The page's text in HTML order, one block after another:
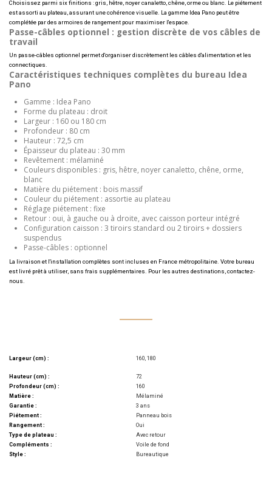
Choisissez parmi six finitions : gris, hêtre, noyer canaletto, chêne, orme ou blanc. Le piétement
est assorti au plateau, assurant une cohérence visuelle. La gamme Idea Pano peut être
complétée par des armoires de rangement pour maximiser l'espace.
Passe-câbles optionnel : gestion discrète de vos câbles de
travail
Un passe-câbles optionnel permet d'organiser discrètement les câbles d'alimentation et les
connectiques.
Caractéristiques techniques complètes du bureau Idea
Pano
Gamme : Idea Pano
Forme du plateau : droit
Largeur : 160 ou 180 cm
Profondeur : 80 cm
Hauteur : 72,5 cm
Épaisseur du plateau : 30 mm
Revêtement : mélaminé
Couleurs disponibles : gris, hêtre, noyer canaletto, chêne, orme,
blanc
Matière du piétement : bois massif
Couleur du piétement : assortie au plateau
Réglage piétement : fixe
Retour : oui, à gauche ou à droite, avec caisson porteur intégré
Configuration caisson : 3 tiroirs standard ou 2 tiroirs + dossiers
suspendus
Passe-câbles : optionnel
La livraison et l'installation complètes sont incluses en France métropolitaine. Votre bureau
est livré prêt à utiliser, sans frais supplémentaires. Pour les autres destinations, contactez-
nous.
Largeur (cm) : 160, 180
Hauteur (cm) :
72
Profondeur (cm) :
160
Matière :
Mélaminé
Garantie :
3 ans
Piétement :
Panneau bois
Rangement :
Oui
Type de plateau :
Avec retour
Compléments :
Voile de fond
Style :
Bureautique